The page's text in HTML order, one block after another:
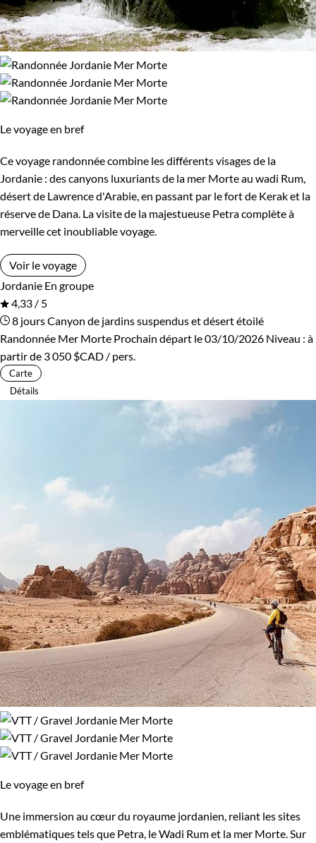
Le voyage en bref
Ce voyage randonnée combine les différents visages de la
Jordanie : des canyons luxuriants de la mer Morte au wadi Rum,
désert de Lawrence d'Arabie, en passant par le fort de Kerak et la
réserve de Dana. La visite de la majestueuse Petra complète à
merveille cet inoubliable voyage.
Voir le voyage
Jordanie En groupe
4,33 / 5
8 joursCanyon de jardins suspendus et désert étoilé
Randonnée Mer Morte Prochain départ le 03/10/2026 Niveau : à
partir de 3 050 $CAD / pers.
Carte
Détails
Le voyage en bref
Une immersion au cœur du royaume jordanien, reliant les sites
emblématiques tels que Petra, le Wadi Rum et la mer Morte. Sur